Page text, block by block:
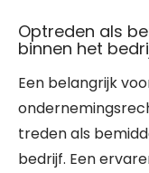
Optreden als
binnen het
Een belangrijk
treden als
bedrijf. Een